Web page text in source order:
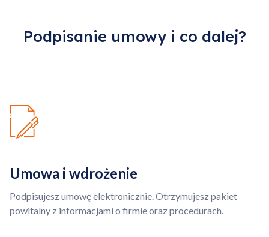
Podpisanie umowy i co dalej?
Umowa i wdrożenie
Podpisujesz umowę elektronicznie. Otrzymujesz pakiet
powitalny z informacjami o firmie oraz procedurach.
Przejdź do koszyka